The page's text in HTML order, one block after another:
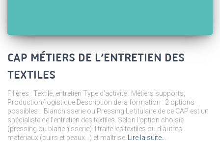
CAP MÉTIERS DE L’ENTRETIEN DES
TEXTILES
Filières : Textile, entretien Type d’activité : Métiers supports,
Production/logistique Description de la formation : 2 options
possibles : Blanchisserie ou Pressing Le titulaire de ce CAP est un
spécialiste de l’entretien des textiles. Selon l’option choisie
(pressing ou blanchisserie) il traite les textiles ou d’autres
matériaux (cuirs et peaux…) et maîtrise Lire la suite…